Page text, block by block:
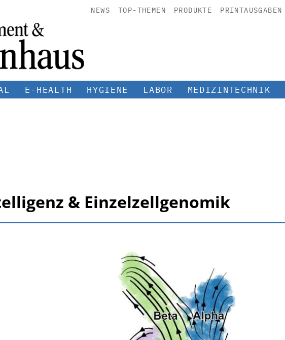
NEWS TOP-THEMEN PRODUKTE PRINTAUSGABEN
E-HEALTH HYGIENE LABOR MEDIZINTECHNIK
& Einzelzellgenomik